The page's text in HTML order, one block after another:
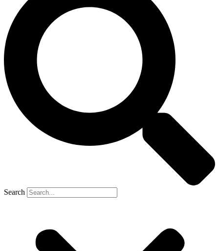
Search